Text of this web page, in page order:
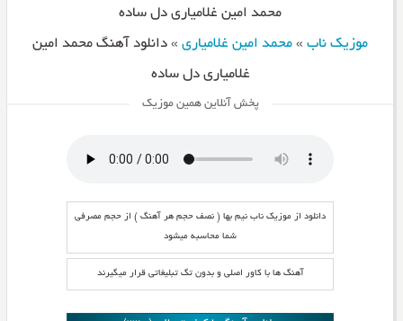
محمد امین غلامیاری دل ساده
موزیک ناب» محمد امین غلامیاری» دانلود آهنگ محمد امین
غلامیاری دل ساده
پخش آنلاین همین موزیک
دانلود از موزیک ناب نیم بها ( نصف حجم هر آهنگ ) از حجم مصرفی
شما محاسبه میشود
آهنگ ها با کاور اصلی و بدون تگ تبلیغاتی قرار میگیرند